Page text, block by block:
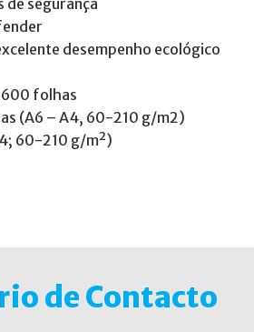
de segurança
desempenho ecológico
folhas
(A6 – A4, 60-210 g/m2)
60-210 g/m²)
de Contacto